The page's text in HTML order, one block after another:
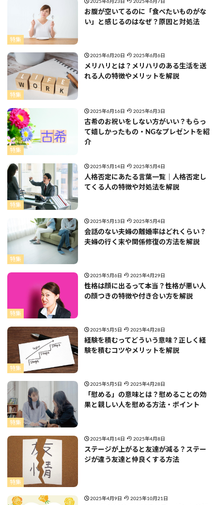
特集
2025年6月23日 2025年6月7日
お腹が空いてるのに「食べたいものがな
い」と感じるのはなぜ？原因と対処法
特集
2025年6月20日 2025年6月6日
メリハリとは？メリハリのある生活を送
れる人の特徴やメリットを解説
特集
2025年6月16日 2025年6月3日
古希のお祝いをしない方がいい？もらっ
て嬉しかったもの・NGなプレゼントを紹
介
特集
2025年5月14日 2025年5月4日
人格否定にあたる言葉一覧｜人格否定し
てくる人の特徴や対処法を解説
特集
2025年5月13日 2025年5月4日
会話のない夫婦の離婚率はどれくらい？
夫婦の行く末や関係修復の方法を解説
特集
2025年5月6日 2025年4月29日
性格は顔に出るって本当？性格が悪い人
の顔つきの特徴や付き合い方を解説
特集
2025年5月5日 2025年4月28日
経験を積むってどういう意味？正しく経
験を積むコツやメリットを解説
特集
2025年5月5日 2025年4月28日
「慰める」の意味とは？慰めることの効
果と親しい人を慰める方法・ポイント
特集
2025年4月14日 2025年4月8日
ステージが上がると友達が減る？ステー
ジが違う友達と仲良くする方法
2025年4月9日 2025年10月21日